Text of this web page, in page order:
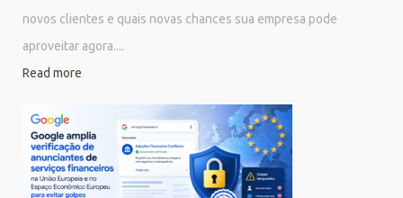
novos clientes e quais novas chances sua empresa pode
aproveitar agora....
Read more